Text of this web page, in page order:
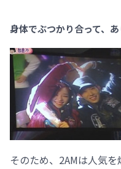
身体でぶつかり合って、
そのため、2AMは人気